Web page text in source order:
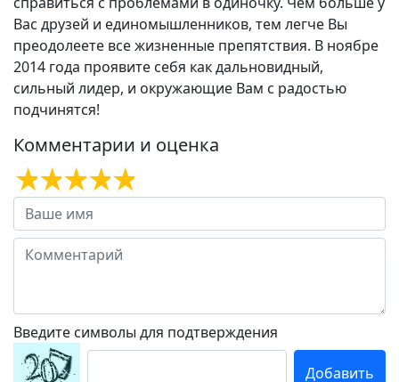
Вас друзей и единомышленников, тем легче Вы
преодолеете все жизненные препятствия. В ноябре
2014 года проявите себя как дальновидный,
сильный лидер, и окружающие Вам с радостью
подчинятся!
Комментарии и оценка
Введите символы для подтверждения